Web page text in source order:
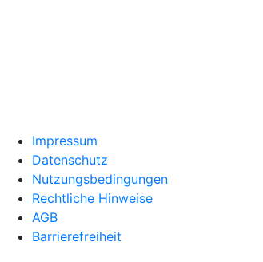
Impressum
Datenschutz
Nutzungsbedingungen
Rechtliche Hinweise
AGB
Barrierefreiheit